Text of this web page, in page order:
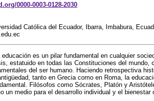
0000-0003-0128-2030
Católica del Ecuador, Ibarra, Imbabura,
educación es un pilar fundamental en cualquier
estatuido en todas las Constituciones del mundo,
del ser humano. Haciendo retrospectiva
tanto en Grecia como en Roma, la
Filósofos como Sócrates, Platón y
un medio para el desarrollo individual y el bienestar